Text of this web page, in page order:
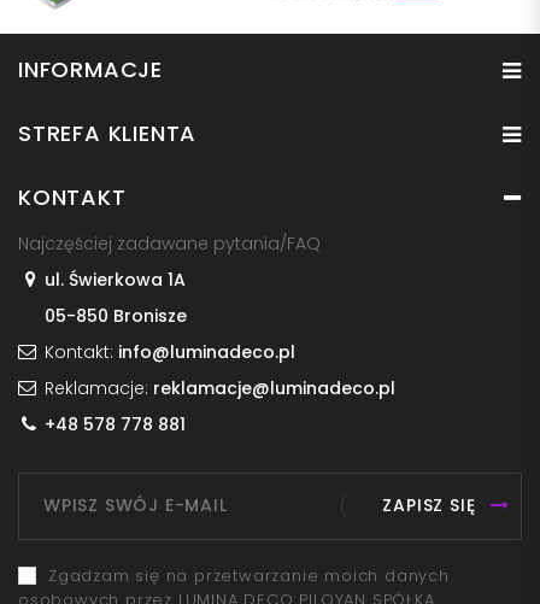
INFORMACJE
STREFA KLIENTA
KONTAKT
Najczęściej zadawane pytania/FAQ
ul. Świerkowa 1A
05-850 Bronisze
Kontakt: info@luminadeco.pl
Reklamacje: reklamacje@luminadeco.pl
+48 578 778 881
ZAPISZ SIĘ
Zgadzam się na przetwarzanie moich danych
osobowych przez LUMINA DECO PILOYAN SPÓŁKA